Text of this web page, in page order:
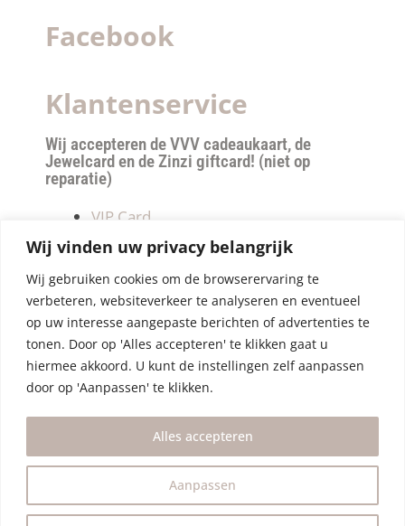
Wij vinden uw privacy belangrijk
Wij gebruiken cookies om de browserervaring te
verbeteren, websiteverkeer te analyseren en eventueel
op uw interesse aangepaste berichten of advertenties te
tonen. Door op 'Alles accepteren' te klikken gaat u
hiermee akkoord. U kunt de instellingen zelf aanpassen
door op 'Aanpassen' te klikken.
Aanpassen
Alles accepteren
Facebook
Klantenservice
Wij accepteren de VVV cadeaukaart, de
Jewelcard en de Zinzi giftcard! (niet op
reparatie)
VIP Card
Retourneren
Betalen & verzendkosten
Privacy Policy
Algemene Voorwaarden